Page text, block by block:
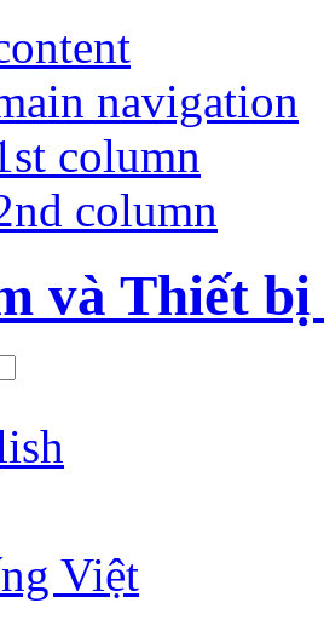
navigation
column
column
và Thiết
Việt